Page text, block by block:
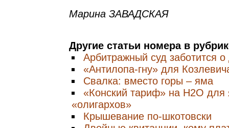
Марина ЗАВАДСКАЯ
Другие статьи номера в
Арбитражный суд заботится
«Антилопа-гну» для
Свалка: вместо горы – яма
«Конский тариф» на Н2О для
«олигархов»
Крышевание по-шкотовски